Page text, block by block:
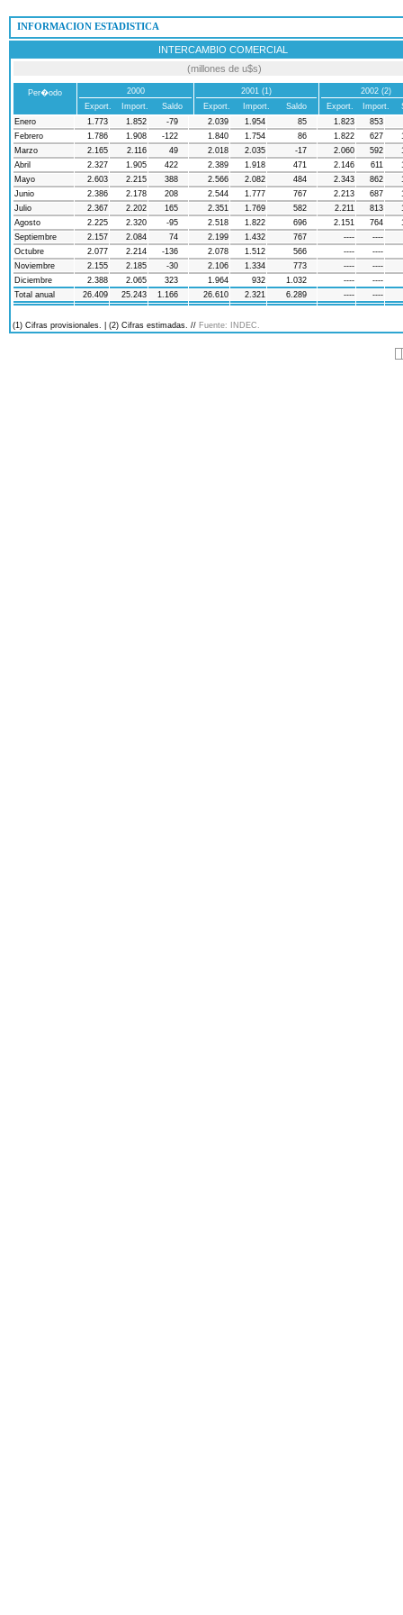
 INFORMACION ESTADISTICA
INTERCAMBIO COMERCIAL
(millones de u$s)
Per�odo
2000
Export.
Import. Saldo
2001 (1)
Export.
Import. Saldo
2002 (2)
Export.
Import.
Enero
1.773 1.852 -79 2.039 1.954 85 1.823
853
Febrero
1.786 1.908 -122 1.840 1.754 86 1.822 627
Marzo
2.165 2.116 49 2.018 2.035 -17 2.060 592
Abril
2.327 1.905 422 2.389 1.918 471 2.146 611
Mayo
2.603 2.215 388 2.566 2.082 484 2.343 862
Junio
2.386 2.178 208 2.544 1.777 767 2.213 687
Julio
2.367 2.202 165 2.351 1.769 582 2.211 813
Agosto
2.225 2.320 -95 2.518 1.822 696 2.151 764
Septiembre
2.157 2.084 74 2.199 1.432 767 ----
----
Octubre
2.077 2.214 -136 2.078 1.512 566 ----
----
Noviembre
2.155 2.185 -30 2.106 1.334 773 ----
----
Diciembre
2.388 2.065 323 1.964 932 1.032 ----
----
Total anual
26.409 25.243 1.166 26.610 2.321 6.289 ---- ----
(1) Cifras provisionales. | (2) Cifras estimadas. // Fuente: INDEC.